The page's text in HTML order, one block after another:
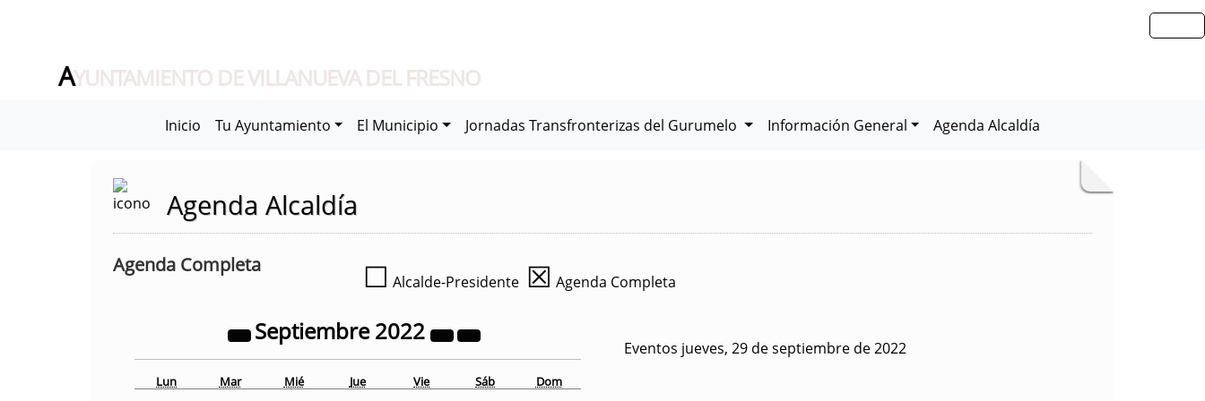
AYUNTAMIENTO DE VILLANUEVA DEL FRESNO
Inicio Tu Ayuntamiento El Municipio Jornadas Transfronterizas del Gurumelo Información General Agenda Alcaldía
Agenda Alcaldía
Agenda Completa ☐ Alcalde-Presidente ☒ Agenda Completa
Septiembre2022
Lun Mar Mié Jue Vie Sáb Dom
Eventos jueves, 29 de septiembre de 2022